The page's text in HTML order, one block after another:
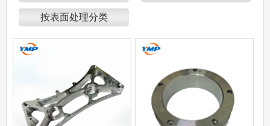
按表面处理分类